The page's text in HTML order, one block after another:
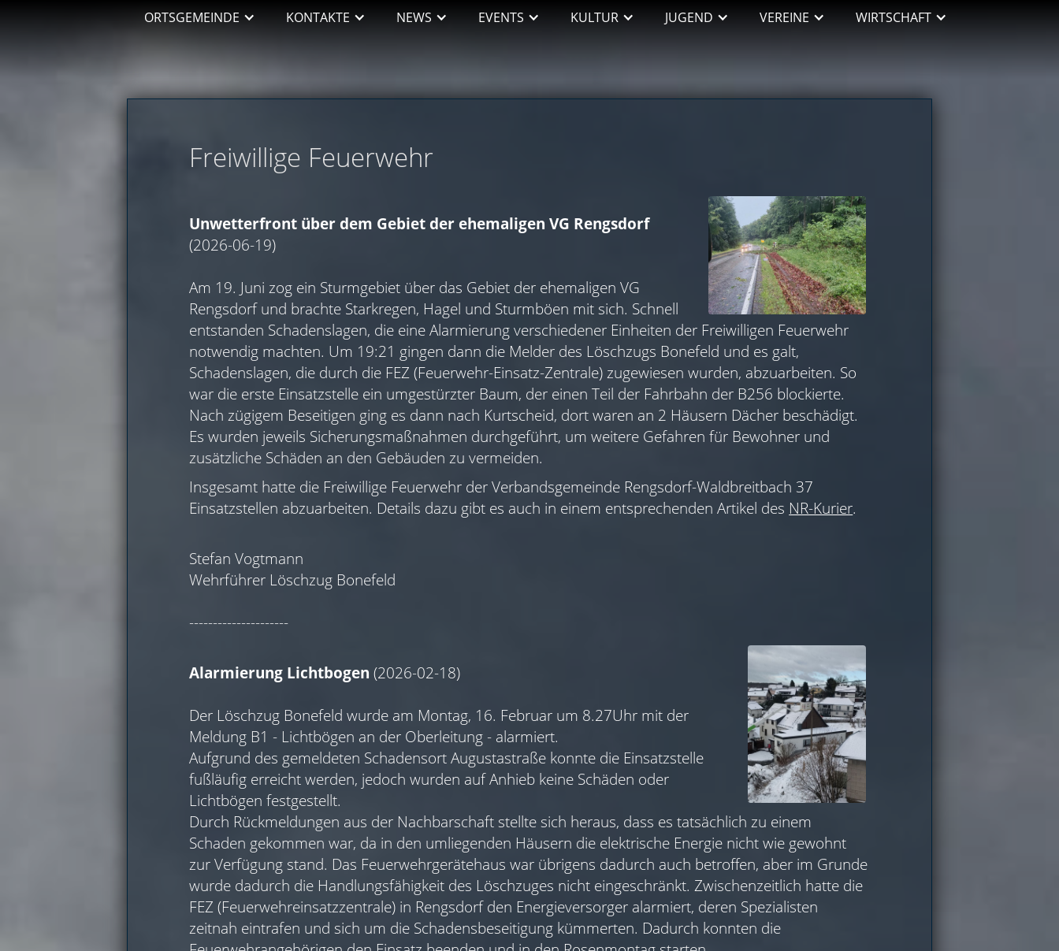
ORTSGEMEINDE KONTAKTE NEWS EVENTS KULTUR JUGEND VEREINE WIRTSCHAFT
Freiwillige Feuerwehr
Unwetterfront über dem Gebiet der ehemaligen VG Rengsdorf
(2026-06-19)
Am 19. Juni zog ein Sturmgebiet über das Gebiet der ehemaligen VG
Rengsdorf und brachte Starkregen, Hagel und Sturmböen mit sich. Schnell
entstanden Schadenslagen, die eine Alarmierung verschiedener Einheiten der Freiwilligen Feuerwehr
notwendig machten. Um 19:21 gingen dann die Melder des Löschzugs Bonefeld und es galt,
Schadenslagen, die durch die FEZ (Feuerwehr-Einsatz-Zentrale) zugewiesen wurden, abzuarbeiten. So
war die erste Einsatzstelle ein umgestürzter Baum, der einen Teil der Fahrbahn der B256 blockierte.
Nach zügigem Beseitigen ging es dann nach Kurtscheid, dort waren an 2 Häusern Dächer beschädigt.
Es wurden jeweils Sicherungsmaßnahmen durchgeführt, um weitere Gefahren für Bewohner und
zusätzliche Schäden an den Gebäuden zu vermeiden.
Insgesamt hatte die Freiwillige Feuerwehr der Verbandsgemeinde Rengsdorf-Waldbreitbach 37
Einsatzstellen abzuarbeiten. Details dazu gibt es auch in einem entsprechenden Artikel des NR-Kurier.
Stefan Vogtmann
Wehrführer Löschzug Bonefeld
---------------------
Alarmierung Lichtbogen (2026-02-18)
Der Löschzug Bonefeld wurde am Montag, 16. Februar um 8.27Uhr mit der
Meldung B1 - Lichtbögen an der Oberleitung - alarmiert.
Aufgrund des gemeldeten Schadensort Augustastraße konnte die Einsatzstelle
fußläufig erreicht werden, jedoch wurden auf Anhieb keine Schäden oder
Lichtbögen festgestellt.
Durch Rückmeldungen aus der Nachbarschaft stellte sich heraus, dass es tatsächlich zu einem
Schaden gekommen war, da in den umliegenden Häusern die elektrische Energie nicht wie gewohnt
zur Verfügung stand. Das Feuerwehrgerätehaus war übrigens dadurch auch betroffen, aber im Grunde
wurde dadurch die Handlungsfähigkeit des Löschzuges nicht eingeschränkt. Zwischenzeitlich hatte die
FEZ (Feuerwehreinsatzzentrale) in Rengsdorf den Energieversorger alarmiert, deren Spezialisten
zeitnah eintrafen und sich um die Schadensbeseitigung kümmerten. Dadurch konnten die